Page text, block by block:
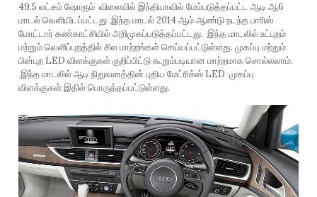
49.5 லட்சம் ஷோரூம் விலையில் இந்தியாவில் மேம்படுத்தப்பட்ட ஆடி ஆ6
மாடல் வெளியிடப்பட்டது .இந்த மாடல் 2014 ஆம் ஆண்டு நடந்த பாரிஸ்
மோட்டார் கண்காட்சியில் அறிமுகப்படுத்தப்பட்டது. இந்த மாடலில் உட்புறம்
மற்றும் வெளிப்புறத்தில் சில மாற்றங்கள் செய்யப்பட்டுள்ளது. முகப்பு மற்றும்
பின்புற LED விளக்குகள் குறிப்பிட்டு கூறும்படியான மாற்றமாக சொல்லலாம்.
இந்த மாடலில் ஆடி நிறுவனத்தின் புதிய மேட்ரிக்ஸ் LED முகப்பு
விளக்குகள் இதில் பொருத்தப்பட்டுள்ளது.